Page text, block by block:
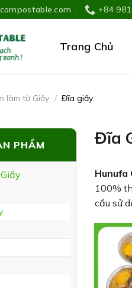
+84
Trang Chủ
làm từ Giấy / Đĩa giấy
PHẨM Đĩa
Hunufa
100%
cầu sử